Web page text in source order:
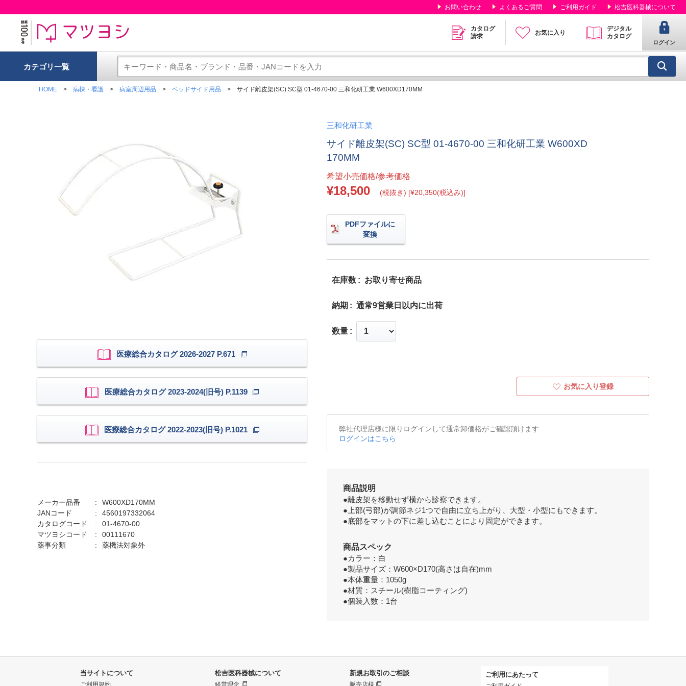
お問い合わせ よくあるご質問 ご利用ガイド 松吉医科器械について
カタログ
請求
お気に入り
デジタル
カタログ
ログイン
カテゴリ一覧
HOME 病棟・看護 病室周辺用品 ベッドサイド用品 サイド離皮架(SC) SC型 01-4670-00 三和化研工業 W600XD170MM
医療総合カタログ 2026-2027 P.671
医療総合カタログ 2023-2024(旧号) P.1139
医療総合カタログ 2022-2023(旧号) P.1021
メーカー品番
W600XD170MM
JANコード
4560197332064
カタログコード
01-4670-00
マツヨシコード
00111670
薬事分類
薬機法対象外
三和化研工業
サイド離皮架(SC) SC型 01-4670-00 三和化研工業 W600XD
170MM
希望小売価格/参考価格
¥18,500 (税抜き) [¥20,350(税込み)]
PDFファイルに
変換
在庫数 お取り寄せ商品
納期 通常9営業日以内に出荷
数量
お気に入り登録
弊社代理店様に限りログインして通常卸価格がご確認頂けます
ログインはこちら
商品説明
●離皮架を移動せず横から診察できます。
●上部(弓部)が調節ネジ1つで自由に立ち上がり、大型・小型にもできます。
●底部をマットの下に差し込むことにより固定ができます。
商品スペック
●カラー：白
●製品サイズ：W600×D170(高さは自在)mm
●本体重量：1050g
●材質：スチール(樹脂コーティング)
●個装入数：1台
当サイトについて
ご利用規約
松吉医科器械について
経営理念
新規お取引のご相談
販売店様
ご利用にあたって